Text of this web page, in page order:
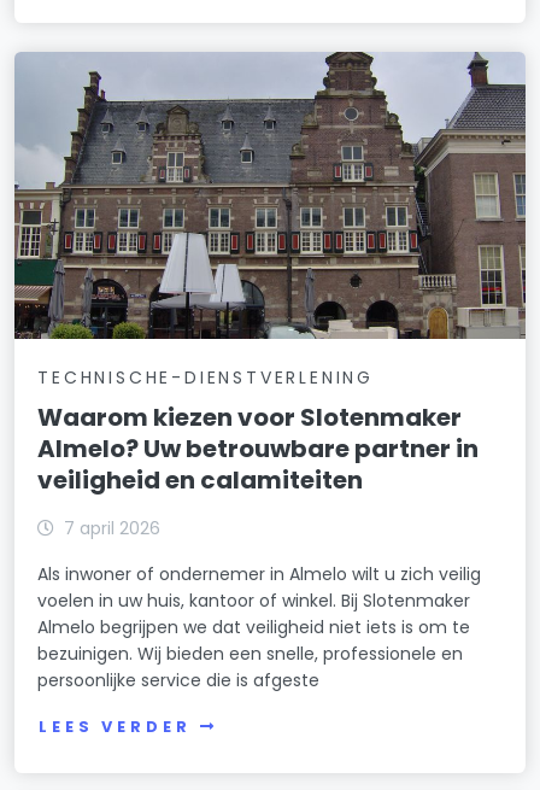
TECHNISCHE-DIENSTVERLENING
Waarom kiezen voor Slotenmaker
Almelo? Uw betrouwbare partner in
veiligheid en calamiteiten
7 april 2026
Als inwoner of ondernemer in Almelo wilt u zich veilig
voelen in uw huis, kantoor of winkel. Bij Slotenmaker
Almelo begrijpen we dat veiligheid niet iets is om te
bezuinigen. Wij bieden een snelle, professionele en
persoonlijke service die is afgeste
LEES VERDER